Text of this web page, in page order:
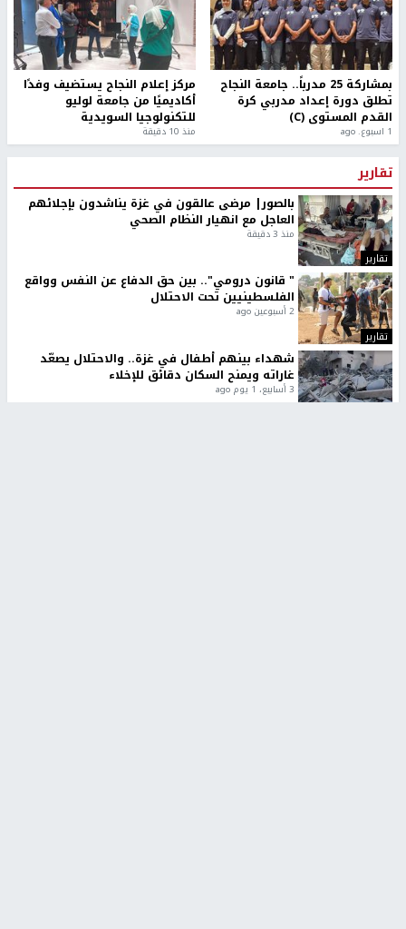
بمشاركة 25 مدرباً.. جامعة النجاح
تطلق دورة إعداد مدربي كرة
القدم المستوى (C)
1 اسبوع. ago
مركز إعلام النجاح يستضيف وفدًا
أكاديميًا من جامعة لوليو
للتكنولوجيا السويدية
منذ 10 دقيقة
تقارير
تقارير
بالصور| مرضى عالقون في غزة يناشدون بإجلائهم
العاجل مع انهيار النظام الصحي
منذ 3 دقيقة
تقارير
" قانون درومي".. بين حق الدفاع عن النفس وواقع
الفلسطينيين تحت الاحتلال
2 أسبوعين ago
شهداء بينهم أطفال في غزة.. والاحتلال يصعّد
غاراته ويمنح السكان دقائق للإخلاء
3 أسابيع، 1 يوم ago